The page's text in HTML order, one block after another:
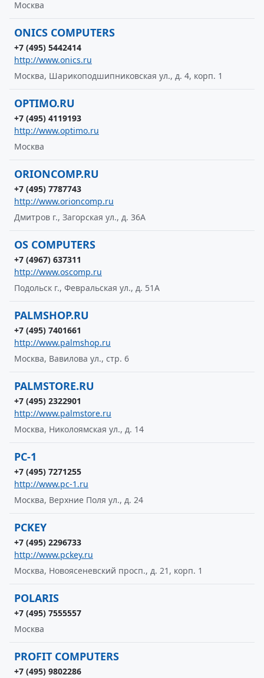
Москва
ONICS COMPUTERS
+7 (495) 5442414
http://www.onics.ru
Москва, Шарикоподшипниковская ул., д. 4, корп. 1
OPTIMO.RU
+7 (495) 4119193
http://www.optimo.ru
Москва
ORIONCOMP.RU
+7 (495) 7787743
http://www.orioncomp.ru
Дмитров г., Загорская ул., д. 36А
OS COMPUTERS
+7 (4967) 637311
http://www.oscomp.ru
Подольск г., Февральская ул., д. 51А
PALMSHOP.RU
+7 (495) 7401661
http://www.palmshop.ru
Москва, Вавилова ул., стр. 6
PALMSTORE.RU
+7 (495) 2322901
http://www.palmstore.ru
Москва, Николоямская ул., д. 14
PC-1
+7 (495) 7271255
http://www.pc-1.ru
Москва, Верхние Поля ул., д. 24
PCKEY
+7 (495) 2296733
http://www.pckey.ru
Москва, Новоясеневский просп., д. 21, корп. 1
POLARIS
+7 (495) 7555557
Москва
PROFIT COMPUTERS
+7 (495) 9802286